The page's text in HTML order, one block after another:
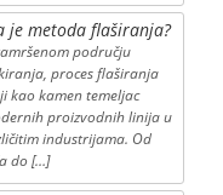
je metoda flaširanja?
području
proces flaširanja
kao kamen temeljac
proizvodnih linija u
industrijama. Od
do […]